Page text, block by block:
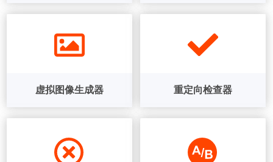
虚拟图像生成器 重定向检查器